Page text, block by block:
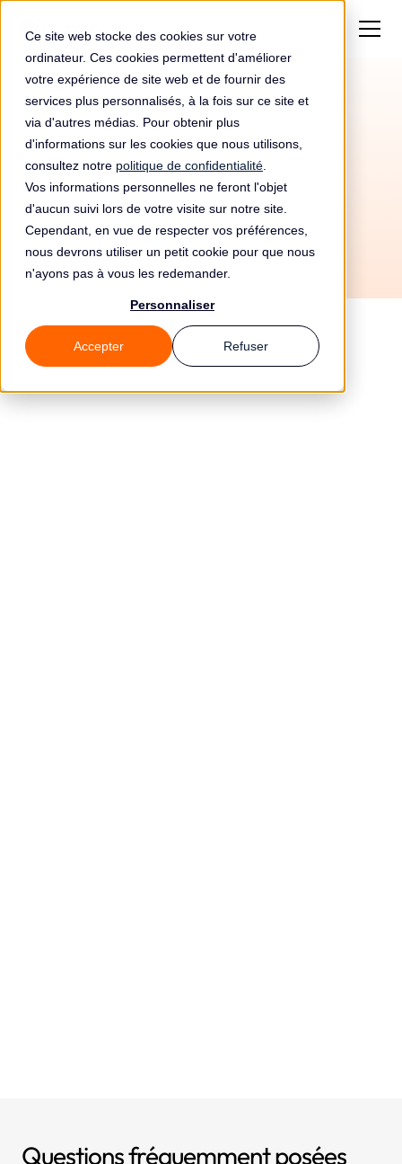
Ce site web stocke des cookies sur votre
ordinateur. Ces cookies permettent d'améliorer
votre expérience de site web et de fournir des
services plus personnalisés, à la fois sur ce site et
via d'autres médias. Pour obtenir plus
d'informations sur les cookies que nous utilisons,
consultez notre politique de confidentialité
Vos informations personnelles ne feront l'objet
d'aucun suivi lors de votre visite sur notre site.
Cependant, en vue de respecter vos préférences,
nous devrons utiliser un petit cookie pour que nous
n'ayons pas à vous les redemander.
Personnaliser
Accepter Refuser
Amende de 2000€
pour Casa Rusu Srl
Questions fréquemment posées